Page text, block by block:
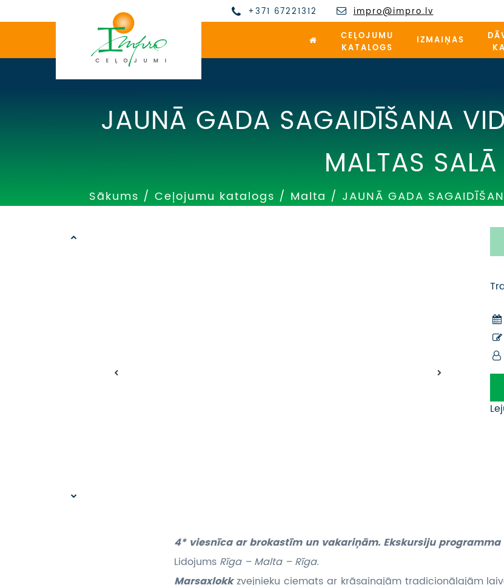
+371 67221312 impro@impro.lv
CEĻOJUMU
KATALOGS
IZMAIŅAS
JAUNĀ GADA SAGAIDĪŠANA
MALTAS SALĀ
Sākums / Ceļojumu katalogs / Malta / JAUNĀ GADA
4* viesnīca ar brokastīm un vakariņām. Ekskursiju
Lidojums Rīga – Malta – Rīga.
Marsaxlokkzvejnieku ciemats ar krāsainajām tradicionālajām